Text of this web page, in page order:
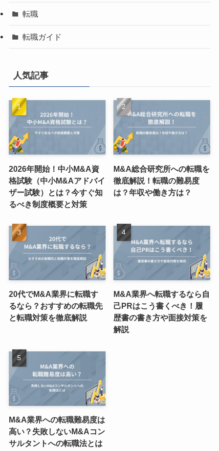
転職
転職ガイド
人気記事
2026年開始！中小M&A資
格試験（中小M&Aアドバイ
ザー試験）とは？今すぐ知
るべき制度概要と対策
M&A総合研究所への転職を
徹底解説！転職の難易度
は？年収や働き方は？
20代でM&A業界に転職す
るなら？おすすめの転職先
と転職対策を徹底解説
M&A業界へ転職するなら自
己PRはこう書くべき！履
歴書の書き方や面接対策を
解説
M&A業界への転職難易度は
高い？失敗しないM&Aコン
サルタントへの転職法とは